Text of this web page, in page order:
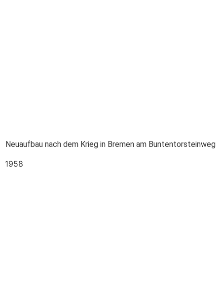
Neuaufbau nach dem Krieg in Bremen am Buntentorsteinweg
1958